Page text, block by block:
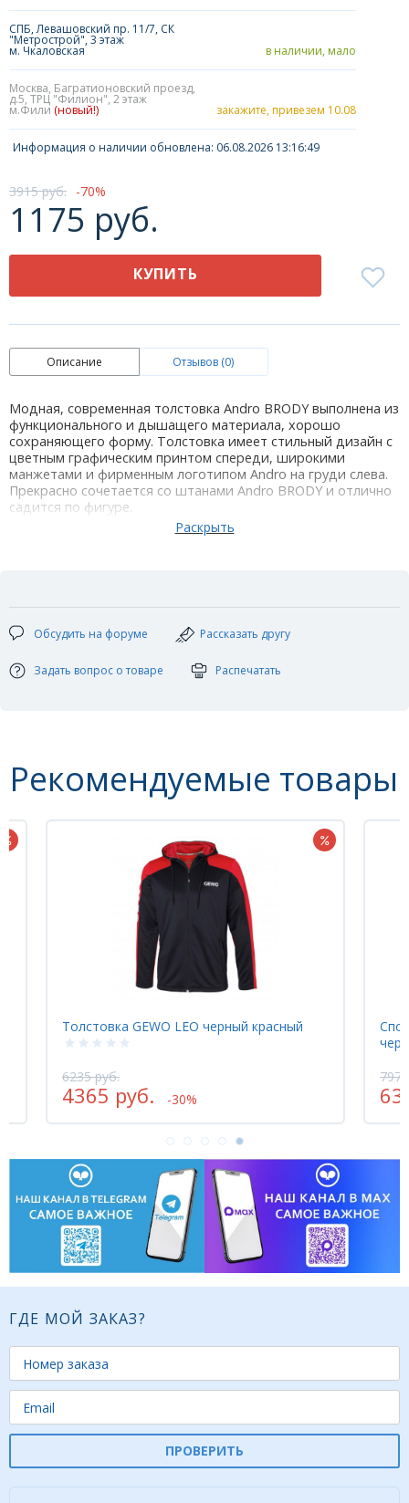
СПБ, Левашовский пр. 11/7, СК
"Метрострой", 3 этаж
м. Чкаловская в наличии, мало
Москва, Багратионовский проезд,
д.5, ТРЦ "Филион", 2 этаж
м.Фили (новый!) закажите, привезем 10.08
Информация о наличии обновлена: 06.08.2026 13:16:49
3915 руб. 70
1175 руб.
КУПИТЬ
Описание Отзывов (0)
Модная, современная толстовка Andro BRODY выполнена из
функционального и дышащего материала, хорошо
сохраняющего форму. Толстовка имеет стильный дизайн с
цветным графическим принтом спереди, широкими
манжетами и фирменным логотипом Andro на груди слева.
Прекрасно сочетается со штанами Andro BRODY и отлично
садится по фигуре.
Материал: 80% полиэстер и 20% хлопок
Обсудить на форуме Рассказать другу
Задать вопрос о товаре Распечатать
Рекомендуемые товары
Толстовка GEWO LEO черный красный
6235 руб.
4365 руб. -30%
ГДЕ МОЙ ЗАКАЗ?
ПРОВЕРИТЬ